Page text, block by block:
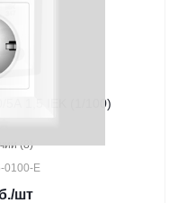
5А 1,5 IEK (1/100)
(8)
0100-E
/шт